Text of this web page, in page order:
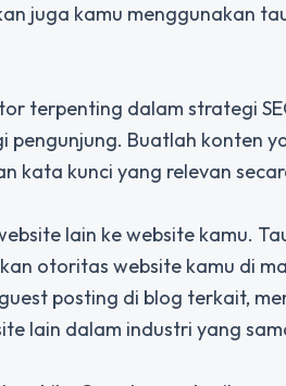
juga kamu menggunakan
terpenting dalam strategi
Buatlah konten
kata kunci yang relevan
lain ke website kamu.
otoritas website kamu di
posting di blog terkait,
lain dalam industri yang